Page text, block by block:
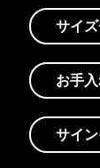
サイ
お手
サイ